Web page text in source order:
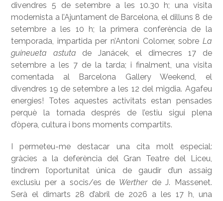
divendres 5 de setembre a les 10.30 h; una visita
modernista a l’Ajuntament de Barcelona, el dilluns 8 de
setembre a les 10 h; la primera conferència de la
temporada, impartida per n’Antoni Colomer, sobre La
guineueta astuta de Janácek, el dimecres 17 de
setembre a les 7 de la tarda; i finalment, una visita
comentada al Barcelona Gallery Weekend, el
divendres 19 de setembre a les 12 del migdia. Agafeu
energies! Totes aquestes activitats estan pensades
perquè la tornada després de l’estiu sigui plena
d’òpera, cultura i bons moments compartits.
I permeteu-me destacar una cita molt especial:
gràcies a la deferència del Gran Teatre del Liceu,
tindrem l’oportunitat única de gaudir d’un assaig
exclusiu per a socis/es de Wertherde J. Massenet.
Serà el dimarts 28 d’abril de 2026 a les 17 h, una